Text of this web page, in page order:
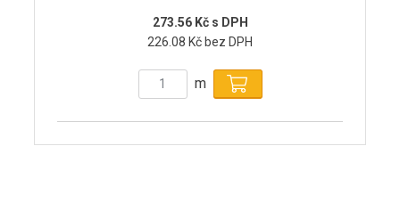
273.56 Kč s DPH
226.08 Kč bez DPH
m